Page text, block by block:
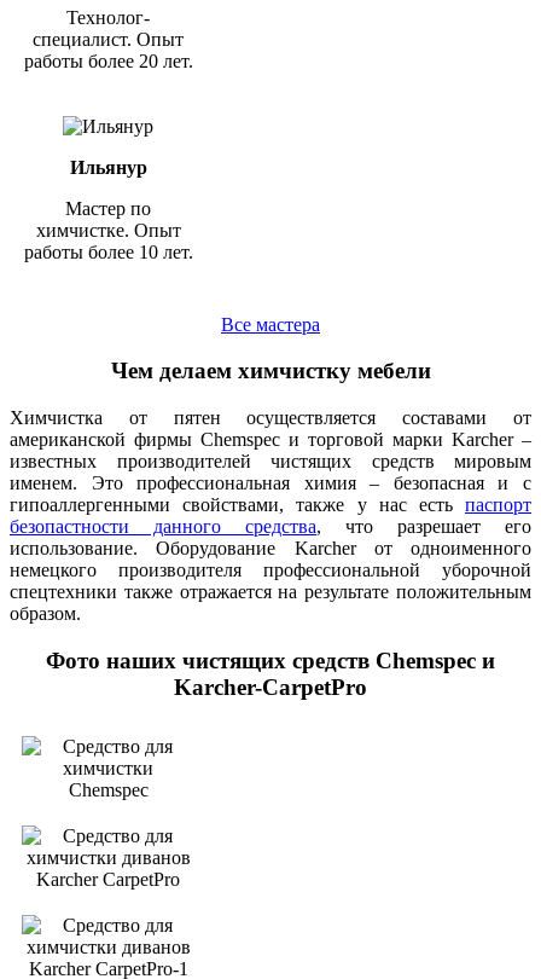
Технолог-
специалист. Опыт
работы более 20 лет.
Ильянур
Мастер по
химчистке. Опыт
работы более 10 лет.
Все мастера
Чем делаем химчистку мебели
Химчистка от пятен осуществляется составами от
американской фирмы Chemspec и торговой марки Karcher –
известных производителей чистящих средств мировым
именем. Это профессиональная химия – безопасная и с
гипоаллергенными свойствами, также у нас есть паспорт
безопастности данного средства, что разрешает его
использование. Оборудование Karcher от одноименного
немецкого производителя профессиональной уборочной
спецтехники также отражается на результате положительным
образом.
Фото наших чистящих средств Chemspec и
Karcher-CarpetPro